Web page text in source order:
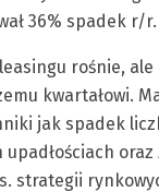
36% spadek r/r.
rośnie,
kwartałowi.
jak spadek
oraz
strategii